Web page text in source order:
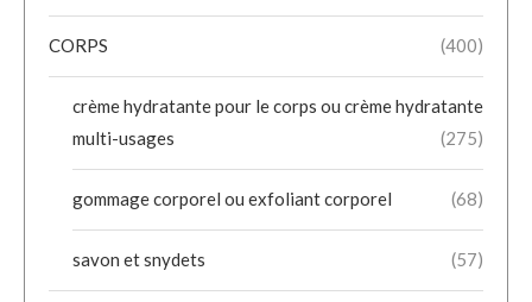
CORPS (400)
crème hydratante pour le corps ou crème hydratante
multi-usages
(275)
gommage corporel ou exfoliant corporel (68)
savon et snydets (57)